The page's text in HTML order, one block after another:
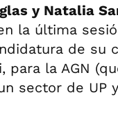
y Natalia
la última
de su
para la AGN
sector de UP